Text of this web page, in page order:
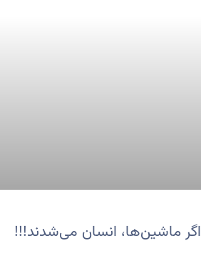
اگر ماشین‌ها، انسان می‌شدند!!!